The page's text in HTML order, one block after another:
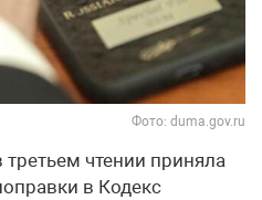
Фото: duma.gov.ru
чтении приняла
в Кодекс